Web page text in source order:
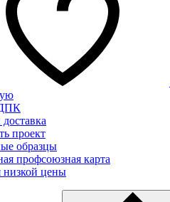
проект
образцы
профсоюзная карта
низкой цены